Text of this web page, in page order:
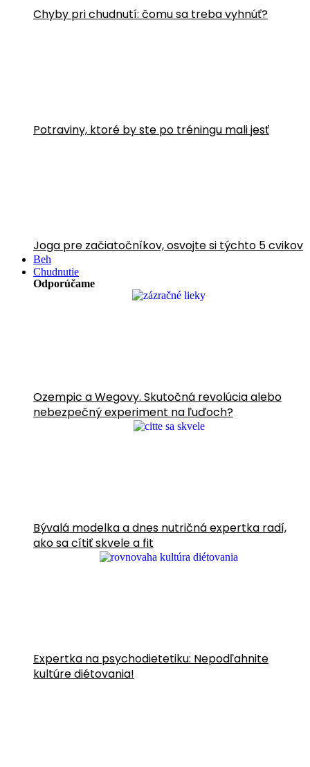
Chyby pri chudnutí: čomu sa treba vyhnúť?
Potraviny, ktoré by ste po tréningu mali jesť
Joga pre začiatočníkov, osvojte si týchto 5 cvikov
Beh
Chudnutie
Odporúčame
Ozempic a Wegovy. Skutočná revolúcia alebo
nebezpečný experiment na ľuďoch?
Bývalá modelka a dnes nutričná expertka radí,
ako sa cítiť skvele a fit
Expertka na psychodietetiku: Nepodľahnite
kultúre diétovania!